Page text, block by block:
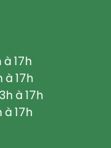
à 17h
à 17h
à 17h
à 17h